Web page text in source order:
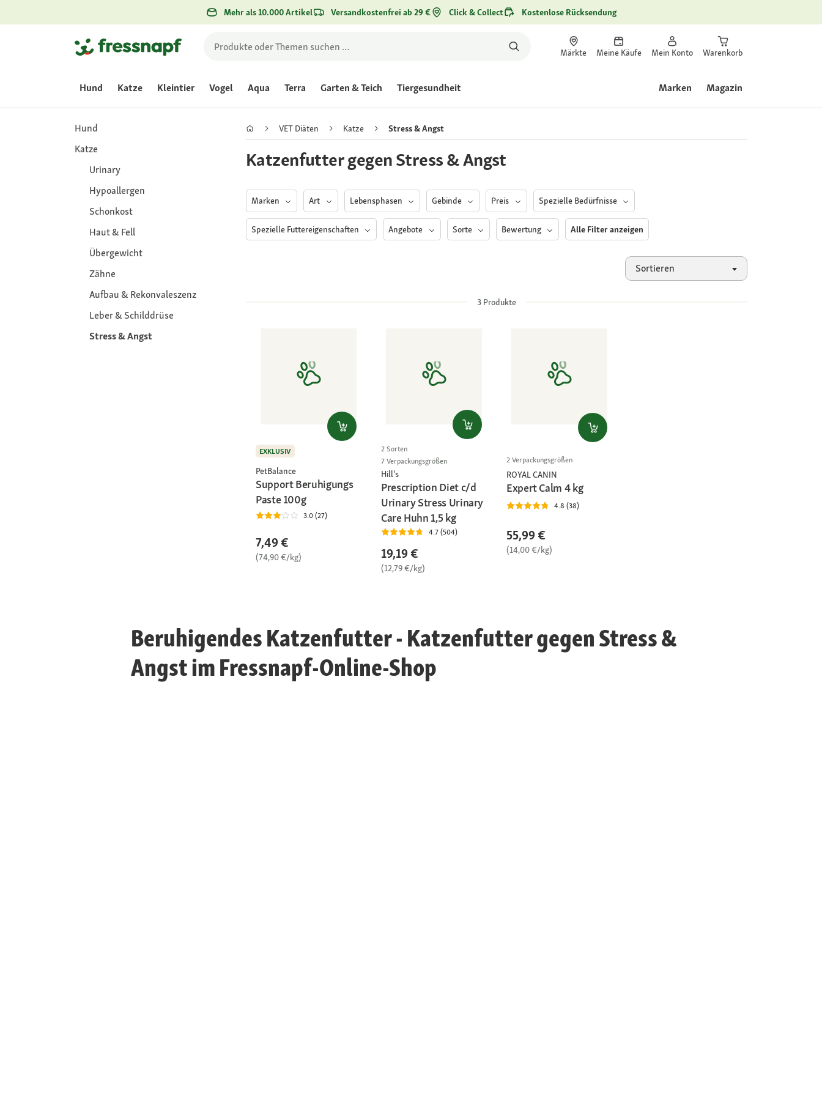
Mehr als 10.000 Artikel Versandkostenfrei ab 29 € Click & Collect Kostenlose Rücksendung
Märkte Meine Käufe Mein Konto Warenkorb
Hund Katze Kleintier Vogel Aqua Terra Garten & Teich Tiergesundheit Marken Magazin
Hund
Katze
Urinary
Hypoallergen
Schonkost
Haut & Fell
Übergewicht
Zähne
Aufbau & Rekonvaleszenz
Leber & Schilddrüse
Stress & Angst
VET Diäten Katze Stress & Angst
Katzenfutter gegen Stress & Angst
Marken Art Lebensphasen Gebinde Preis Spezielle Bedürfnisse
Spezielle Futtereigenschaften Angebote Sorte Bewertung Alle Filter anzeigen
Sortieren
3 Produkte
EXKLUSIV
PetBalance
Support Beruhigungs
Paste 100g
3.0 (27)
7,49 €
(74,90 €/kg)
2 Sorten
7 Verpackungsgrößen
Hill's
Prescription Diet c/d
Urinary Stress Urinary
Care Huhn 1,5 kg
4.7 (504)
19,19 €
(12,79 €/kg)
2 Verpackungsgrößen
ROYAL CANIN
Expert Calm 4 kg
4.8 (38)
55,99 €
(14,00 €/kg)
Beruhigendes Katzenfutter - Katzenfutter gegen Stress &
Angst im Fressnapf-Online-Shop